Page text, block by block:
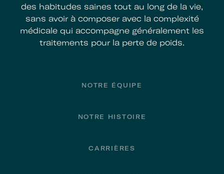
des habitudes saines tout au long de la vie,
sans avoir à composer avec la complexité
médicale qui accompagne généralement les
traitements pour la perte de poids.
NOTRE ÉQUIPE
NOTRE HISTOIRE
CARRIÈRES